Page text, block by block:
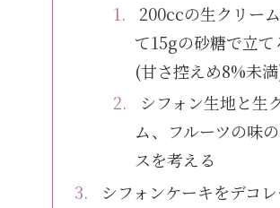
200ccの生クリー
て15gの砂糖で立て
(甘さ控えめ8%未
シフォン生地と生
ム、フルーツの味
スを考える
シフォンケーキをデコ